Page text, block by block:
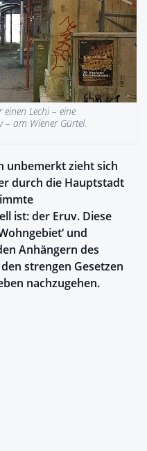
einen Lechi – eine
– am Wiener Gürtel.
unbemerkt zieht sich
durch die Hauptstadt
ist: der Eruv. Diese
und
Anhängern des
strengen Gesetzen
nachzugehen.